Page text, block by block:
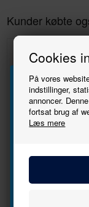
Cookies
På vores
indstillinger,
annoncer.
fortsat brug af
Læs mere
Kunder købte
Naturlige
Lysegrøn
Bliv den